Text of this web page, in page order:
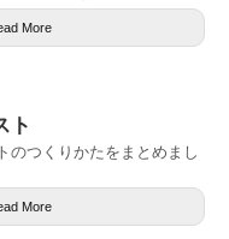
More
ト
のつくりかたをまとめまし
More